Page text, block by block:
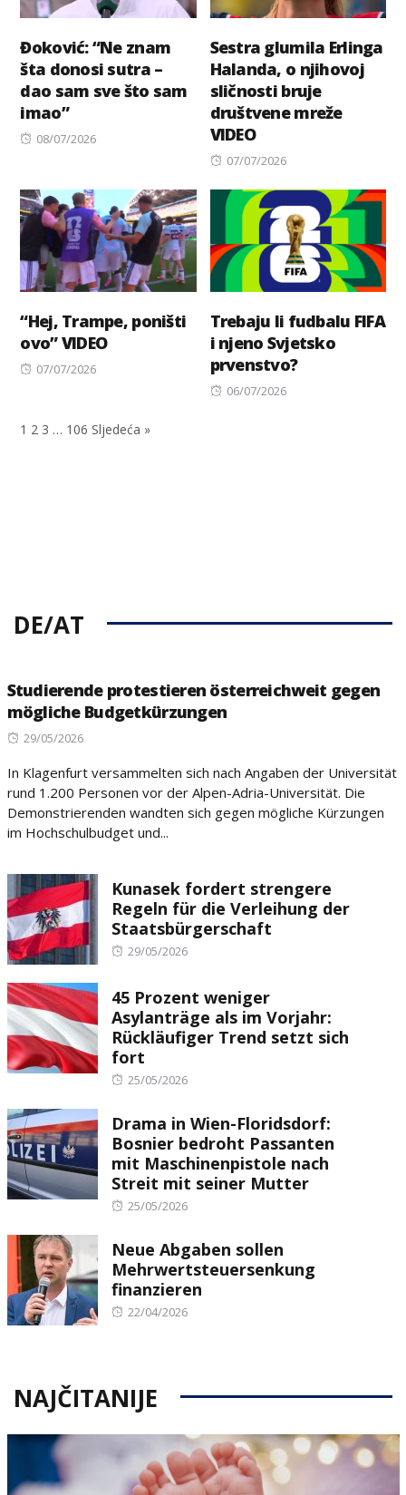
Đoković: “Ne znam
šta donosi sutra –
dao sam sve što sam
imao”
Posted
08/07/2026
Sestra glumila Erlinga
Halanda, o njihovoj
sličnosti bruje
društvene mreže
VIDEO
Posted
07/07/2026
“Hej, Trampe, poništi
ovo” VIDEO
Posted
07/07/2026
Trebaju li fudbalu FIFA
i njeno Svjetsko
prvenstvo?
Posted
06/07/2026
1 2 3 … 106 Sljedeća »
DE/AT
Studierende protestieren österreichweit gegen
mögliche Budgetkürzungen
Posted
29/05/2026
In Klagenfurt versammelten sich nach Angaben der Universität
rund 1.200 Personen vor der Alpen-Adria-Universität. Die
Demonstrierenden wandten sich gegen mögliche Kürzungen
im Hochschulbudget und...
Kunasek fordert strengere
Regeln für die Verleihung der
Staatsbürgerschaft
Posted
29/05/2026
45 Prozent weniger
Asylanträge als im Vorjahr:
Rückläufiger Trend setzt sich
fort
Posted
25/05/2026
Drama in Wien-Floridsdorf:
Bosnier bedroht Passanten
mit Maschinenpistole nach
Streit mit seiner Mutter
Posted
25/05/2026
Neue Abgaben sollen
Mehrwertsteuersenkung
finanzieren
Posted
22/04/2026
NAJČITANIJE